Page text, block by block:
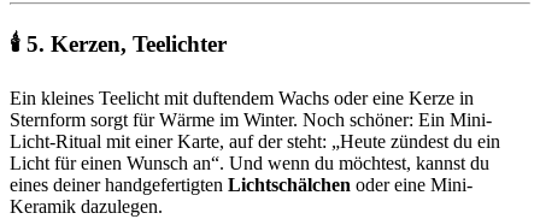
🕯 5. Kerzen, Teelichter
Ein kleines Teelicht mit duftendem Wachs oder eine Kerze in
Sternform sorgt für Wärme im Winter. Noch schöner: Ein Mini-
Licht-Ritual mit einer Karte, auf der steht: „Heute zündest du ein
Licht für einen Wunsch an“. Und wenn du möchtest, kannst du
eines deiner handgefertigten Lichtschälchen oder eine Mini-
Keramik dazulegen.